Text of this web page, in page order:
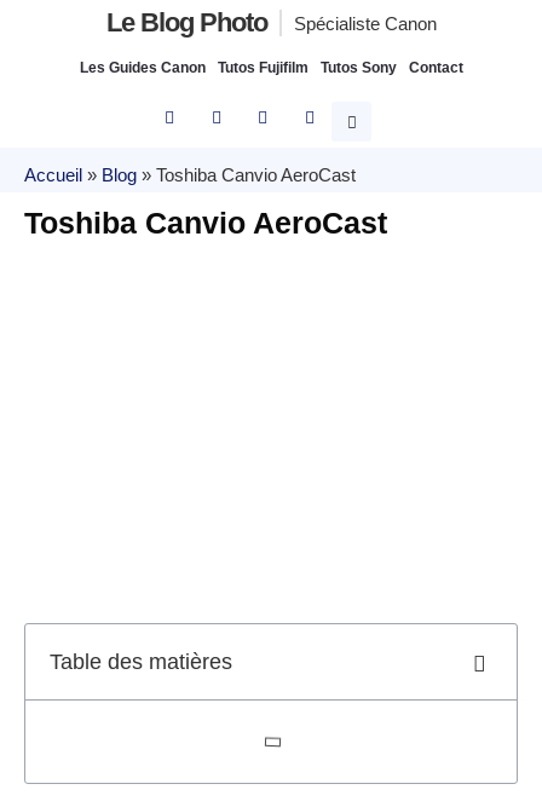
Le Blog Photo Spécialiste Canon
Les Guides Canon Tutos Fujifilm Tutos Sony Contact
Accueil » Blog » Toshiba Canvio AeroCast
Toshiba Canvio AeroCast
Table des matières